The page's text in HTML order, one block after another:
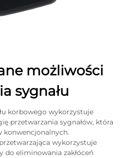
możliwości
sygnału
korbowego wykorzystuje
przetwarzania sygnałów, która
konwencjonalnych.
wykorzystuje
do eliminowania zakłóceń